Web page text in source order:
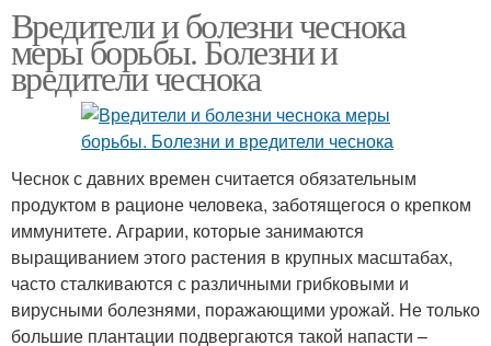
Вредители и болезни чеснока
меры борьбы. Болезни и
вредители чеснока
Чеснок с давних времен считается обязательным
продуктом в рационе человека, заботящегося о крепком
иммунитете. Аграрии, которые занимаются
выращиванием этого растения в крупных масштабах,
часто сталкиваются с различными грибковыми и
вирусными болезнями, поражающими урожай. Не только
большие плантации подвергаются такой напасти –